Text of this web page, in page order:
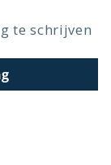
te schrijven